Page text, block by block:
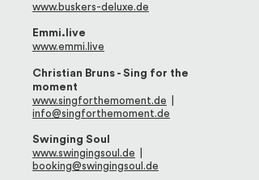
www.buskers-deluxe.de
Emmi.live
www.emmi.live
Christian Bruns - Sing for the
moment
www.singforthemoment.de
info@singforthemoment.de
Swinging Soul
www.swingingsoul.de
booking@swingingsoul.de